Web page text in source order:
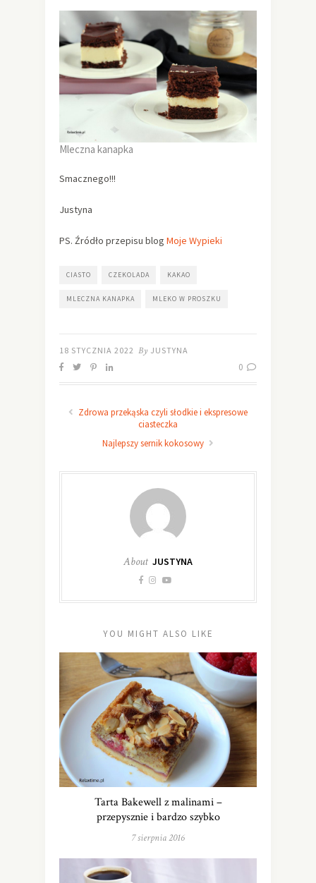
Mleczna kanapka
Smacznego!!!
Justyna
PS. Źródło przepisu blog Moje Wypieki
CIASTO CZEKOLADA KAKAO
MLECZNA KANAPKA MLEKO W PROSZKU
18 STYCZNIA 2022 By JUSTYNA
0
Zdrowa przekąska czyli słodkie i ekspresowe
ciasteczka
Najlepszy sernik kokosowy
About JUSTYNA
YOU MIGHT ALSO LIKE
Tarta Bakewell z malinami –
przepysznie i bardzo szybko
7 sierpnia 2016